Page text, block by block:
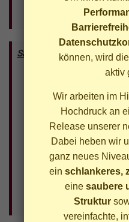
können, wird
aktiv
Wir arbeiten im
Hochdruck an
Release unserer
Dabei heben wir
ganz neues
ein schlankeres,
eine saubere
Struktur
vereinfachte,
Arbeitsunterlagen
anteilige Raum-
Sachspenden (nach
alte, aber
alte, aber
Windows 10 oder
Monitore ab22 Zoll
Tablets
Hinweis: Nur
Netzteil und Zubehör.
Vor einer
von den Geräten
unterstützen wir